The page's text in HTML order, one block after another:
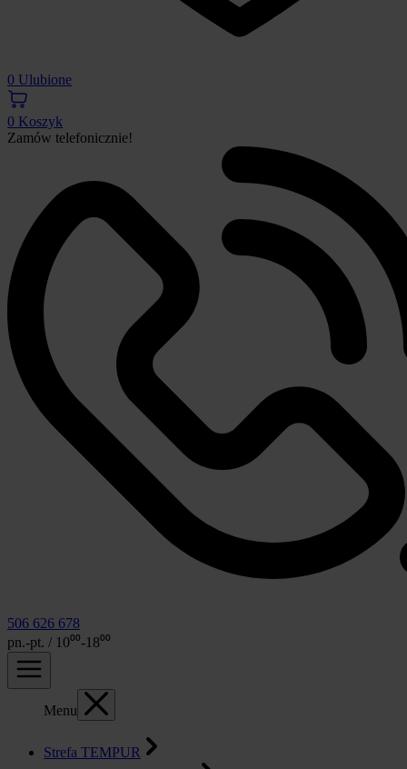
0 Ulubione
0 Koszyk
Zamów telefonicznie!
506 626 678
pn.-pt. / 10⁰⁰-18⁰⁰
Menu
Strefa TEMPUR